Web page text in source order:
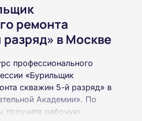
ремонта
в Москве
профессионального
«Бурильщик
скважин 5-й разряд» в
Академии». По
получите рабочую